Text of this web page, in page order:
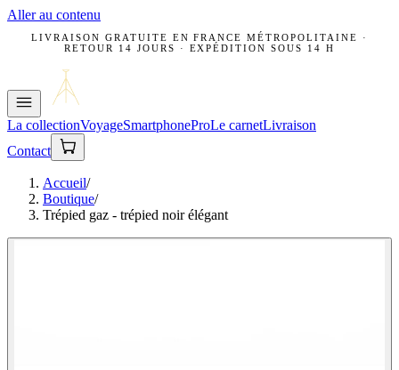
Aller au contenu
LIVRAISON GRATUITE EN FRANCE MÉTROPOLITAINE ·
RETOUR 14 JOURS · EXPÉDITION SOUS 14 H
La collectionVoyageSmartphoneProLe carnetLivraison
Contact
Accueil/
Boutique/
Trépied gaz - trépied noir élégant